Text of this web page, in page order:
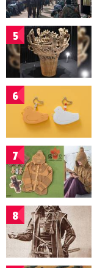
5
6
7
8